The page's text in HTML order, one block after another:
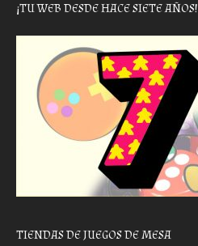
¡TU WEB DESDE HACE SIETE AÑOS!
TIENDAS DE JUEGOS DE MESA